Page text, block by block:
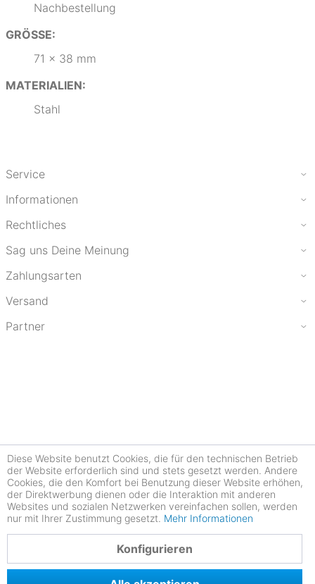
Nachbestellung
GRÖSSE:
71 x 38 mm
MATERIALIEN:
Stahl
Service
Informationen
Rechtliches
Sag uns Deine Meinung
Zahlungsarten
Versand
Partner
Diese Website benutzt Cookies, die für den technischen Betrieb
der Website erforderlich sind und stets gesetzt werden. Andere
Cookies, die den Komfort bei Benutzung dieser Website erhöhen,
der Direktwerbung dienen oder die Interaktion mit anderen
Websites und sozialen Netzwerken vereinfachen sollen, werden
nur mit Ihrer Zustimmung gesetzt. Mehr Informationen
Konfigurieren